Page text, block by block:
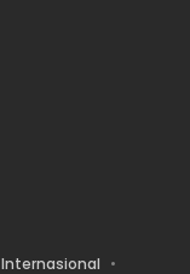
Internasional